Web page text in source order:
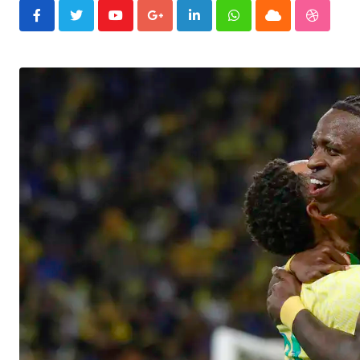
YoutubeGoogle+LinkedInWhatsappCloud